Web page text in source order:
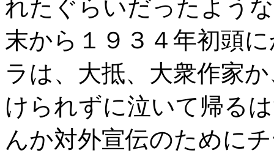
れたぐらいだったよう
末から１９３４年初頭
ラは、大抵、大衆作家
けられずに泣いて帰る
んか対外宣伝のために